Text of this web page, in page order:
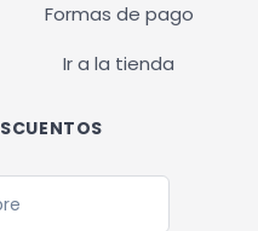
Formas de pago
Ir a la tienda